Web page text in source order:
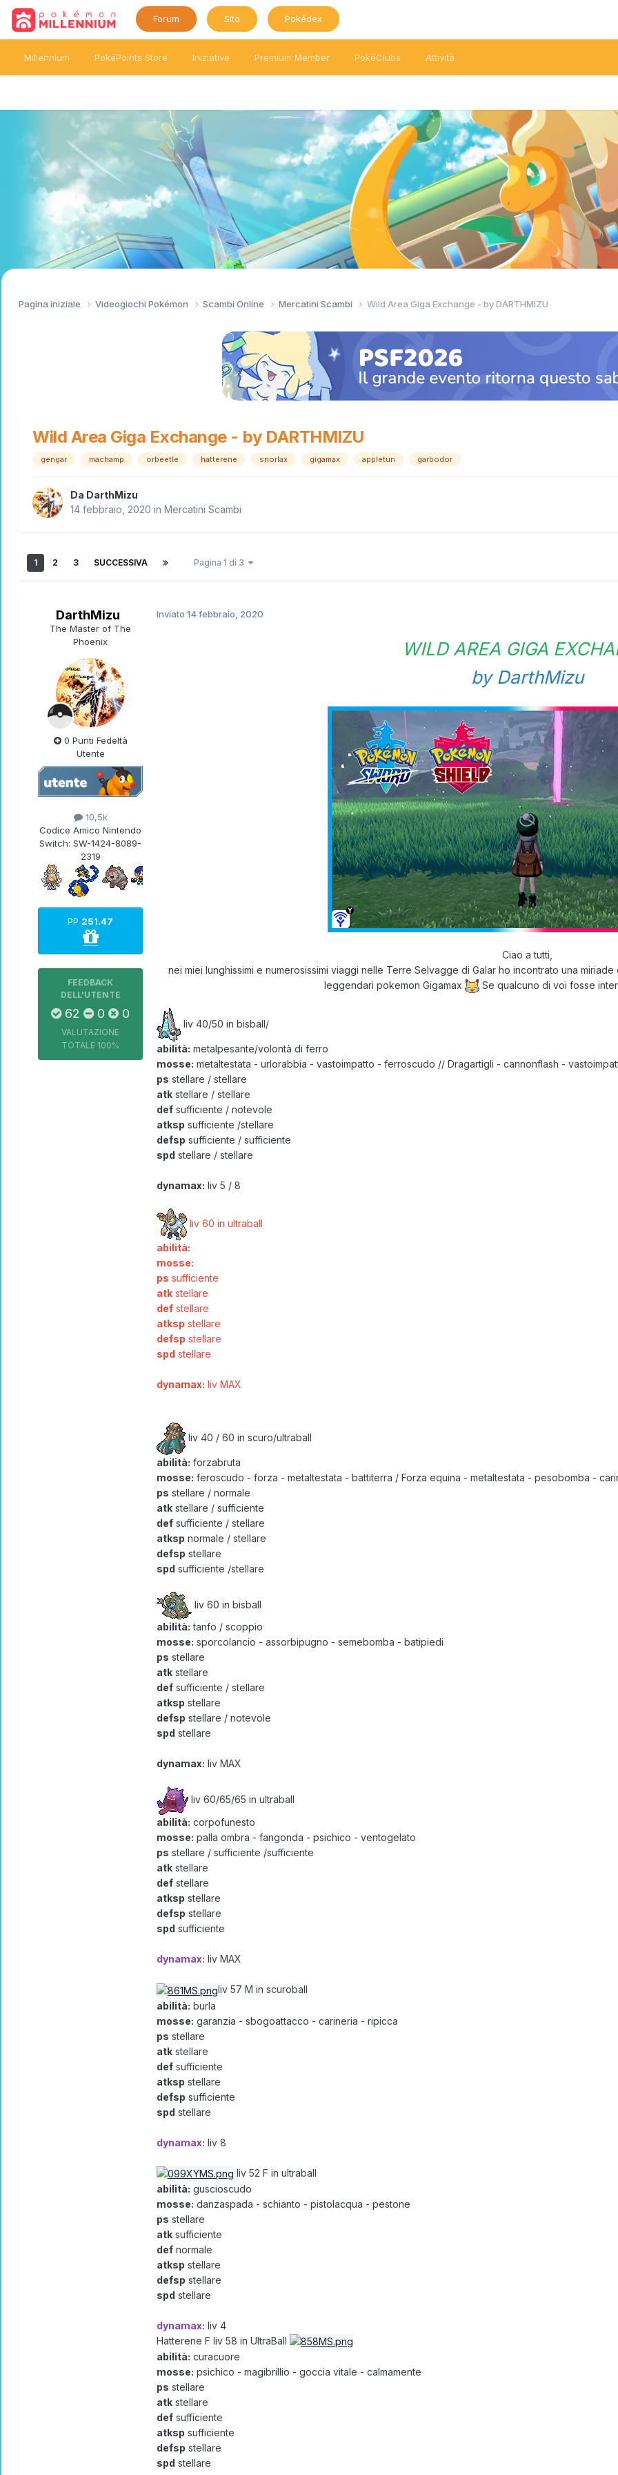
Forum Sito Pokédex
Millennium PokéPoints Store Iniziative Premium Member PokéClubs Attività
Pagina iniziale Videogiochi Pokémon Scambi Online Mercatini Scambi Wild Area Giga Exchange - by DARTHMIZU
Wild Area Giga Exchange - by DARTHMIZU
gengar machamp orbeetle hatterene snorlax gigamax appletun garbodor
Da DarthMizu
14 febbraio, 2020 in Mercatini Scambi
1 2 3 SUCCESSIVA Pagina 1 di 3
DarthMizu
The Master of The
Phoenix
0 Punti Fedeltà
Utente
10,5k
Codice Amico Nintendo
Switch: SW-1424-8089-
2319
PP 251.47
FEEDBACK
DELL'UTENTE
62 0 0
VALUTAZIONE
TOTALE 100%
Inviato 14 febbraio, 2020
WILD AREA GIGA
by DarthMizu
Ciao a tutti,
nei miei lunghissimi e numerosissimi viaggi nelle Terre Selvagge di Galar ho incontrato una
leggendari pokemon Gigamax
Se qualcuno di voi fosse
liv 40/50 in bisball/
abilità: metalpesante/volontà di ferro
mosse: metaltestata - urlorabbia - vastoimpatto - ferroscudo // Dragartigli - cannonflash -
ps stellare / stellare
atk stellare / stellare
def sufficiente / notevole
atksp sufficiente /stellare
defsp sufficiente / sufficiente
spd stellare / stellare
dynamax: liv 5 / 8
liv 60 in ultraball
abilità:
mosse:
ps sufficiente
atk stellare
def stellare
atksp stellare
defsp stellare
spd stellare
dynamax: liv MAX
liv 40 / 60 in scuro/ultraball
abilità: forzabruta
mosse: feroscudo - forza - metaltestata - battiterra / Forza equina - metaltestata - pesobomba -
ps stellare / normale
atk stellare / sufficiente
def sufficiente / stellare
atksp normale / stellare
defsp stellare
spd sufficiente /stellare
liv 60 in bisball
abilità: tanfo / scoppio
mosse: sporcolancio - assorbipugno - semebomba - batipiedi
ps stellare
atk stellare
def sufficiente / stellare
atksp stellare
defsp stellare / notevole
spd stellare
dynamax: liv MAX
liv 60/65/65 in ultraball
abilità: corpofunesto
mosse: palla ombra - fangonda - psichico - ventogelato
ps stellare / sufficiente /sufficiente
atk stellare
def stellare
atksp stellare
defsp stellare
spd sufficiente
dynamax: liv MAX
liv 57 M in scuroball
abilità: burla
mosse: garanzia - sbogoattacco - carineria - ripicca
ps stellare
atk stellare
def sufficiente
atksp stellare
defsp sufficiente
spd stellare
dynamax: liv 8
liv 52 F in ultraball
abilità: guscioscudo
mosse: danzaspada - schianto - pistolacqua - pestone
ps stellare
atk sufficiente
def normale
atksp stellare
defsp stellare
spd stellare
dynamax: liv 4
Hatterene F liv 58 in UltraBall
abilità: curacuore
mosse: psichico - magibrillio - goccia vitale - calmamente
ps stellare
atk stellare
def sufficiente
atksp sufficiente
defsp stellare
spd stellare